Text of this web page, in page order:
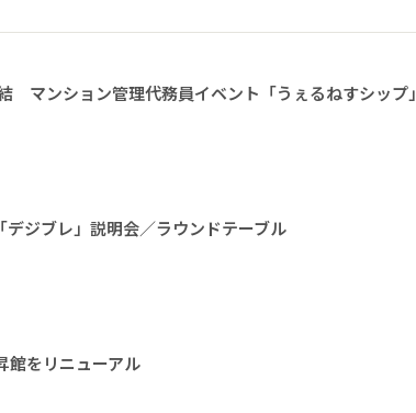
マンション管理代務員イベント「うぇるねすシップ」
ジブレ」説明会／ラウンドテーブル
をリニューアル